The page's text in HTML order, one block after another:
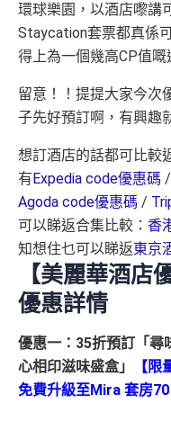
環球樂園，以酒店嚟講
Staycation套票都真係
得上為一個幾高CP值嘅
留意！！提提大家今次
子先好預訂啊，有興趣
想訂酒店的話都可比較
有 Expedia code優惠碼 /
Agoda code優惠碼 /
可以睇返合集比較： 香
知想住乜可以睇返東京
【美麗華酒店
優惠詳情
優惠一：35折預訂「尋
心相印滋味盛盒」
【
免費升級至Mira 套房70